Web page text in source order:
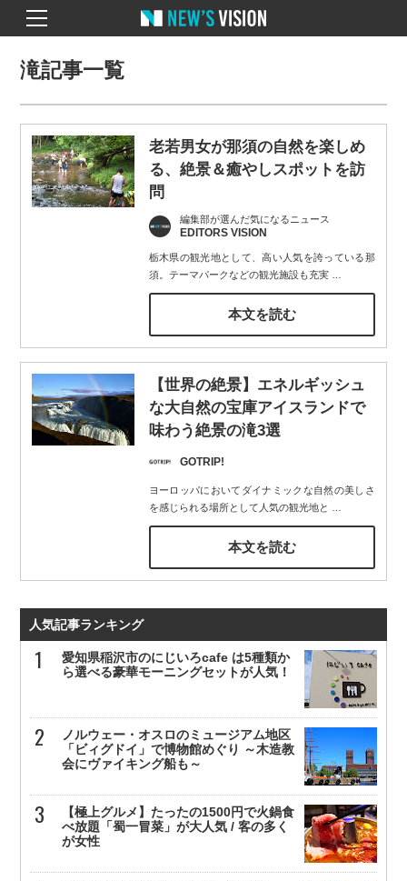
滝記事一覧
老若男女が那須の自然を楽しめ
る、絶景＆癒やしスポットを訪
問
編集部が選んだ気になるニュース
EDITORS VISION
栃木県の観光地として、高い人気を誇っている那
須。テーマパークなどの観光施設も充実…
本文を読む
【世界の絶景】エネルギッシュ
な大自然の宝庫アイスランドで
味わう絶景の滝3選
GOTRIP!
ヨーロッパにおいてダイナミックな自然の美しさ
を感じられる場所として人気の観光地と
本文を読む
人気記事ランキング
愛知県稲沢市のにじいろcafe は5種類か
ら選べる豪華モーニングセットが人気！
ノルウェー・オスロのミュージアム地区
「ビィグドイ」で博物館めぐり ～木造教
会にヴァイキング船も～
【極上グルメ】たったの1500円で火鍋食
べ放題「蜀一冒菜」が大人気 / 客の多く
が女性